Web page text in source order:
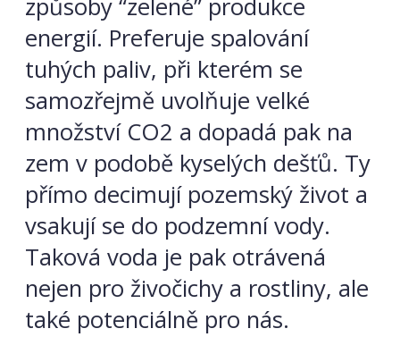
způsoby “zelené” produkce
energií. Preferuje spalování
tuhých paliv, při kterém se
samozřejmě uvolňuje velké
množství CO2 a dopadá pak na
zem v podobě kyselých dešťů. Ty
přímo decimují pozemský život a
vsakují se do podzemní vody.
Taková voda je pak otrávená
nejen pro živočichy a rostliny, ale
také potenciálně pro nás.